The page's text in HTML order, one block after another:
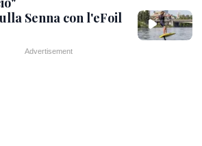
Senna con l'eFoil